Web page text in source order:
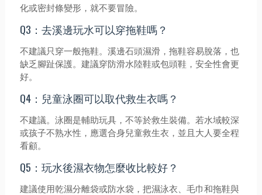
化或密封條變形，就不要冒險。
Q3：去溪邊玩水可以穿拖鞋嗎？
不建議只穿一般拖鞋。溪邊石頭濕滑，拖鞋容易脫落，也
缺乏腳趾保護。建議穿防滑水陸鞋或包頭鞋，安全性會更
好。
Q4：兒童泳圈可以取代救生衣嗎？
不建議。泳圈是輔助玩具，不等於救生裝備。若水域較深
或孩子不熟水性，應選合身兒童救生衣，並且大人要全程
看顧。
Q5：玩水後濕衣物怎麼收比較好？
建議使用乾濕分離袋或防水袋，把濕泳衣、毛巾和拖鞋與